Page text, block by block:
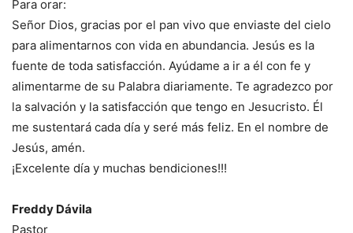
Para orar:
Señor Dios, gracias por el pan vivo que enviaste del cielo
para alimentarnos con vida en abundancia. Jesús es la
fuente de toda satisfacción. Ayúdame a ir a él con fe y
alimentarme de su Palabra diariamente. Te agradezco por
la salvación y la satisfacción que tengo en Jesucristo. Él
me sustentará cada día y seré más feliz. En el nombre de
Jesús, amén.
¡Excelente día y muchas bendiciones!!!
Freddy Dávila
Pastor